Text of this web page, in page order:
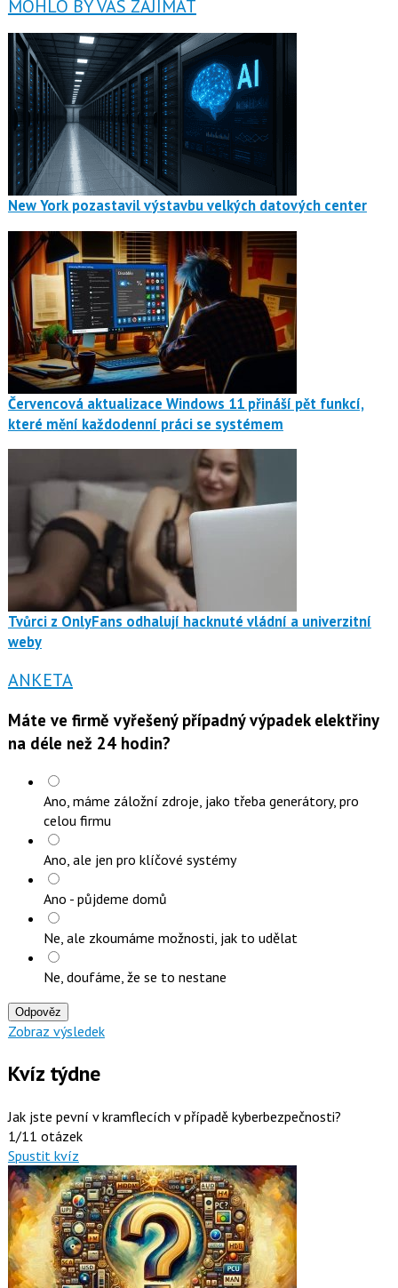
MOHLO BY VÁS ZAJÍMAT
New York pozastavil výstavbu velkých datových center
Červencová aktualizace Windows 11 přináší pět funkcí,
které mění každodenní práci se systémem
Tvůrci z OnlyFans odhalují hacknuté vládní a univerzitní
weby
ANKETA
Máte ve firmě vyřešený případný výpadek elektřiny
na déle než 24 hodin?
Ano, máme záložní zdroje, jako třeba generátory, pro
celou firmu
Ano, ale jen pro klíčové systémy
Ano - půjdeme domů
Ne, ale zkoumáme možnosti, jak to udělat
Ne, doufáme, že se to nestane
Odpověz
Zobraz výsledek
Kvíz týdne
Jak jste pevní v kramflecích v případě kyberbezpečnosti?
1/11 otázek
Spustit kvíz